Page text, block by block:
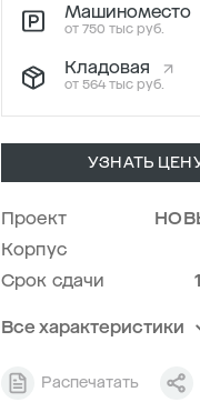
Машиноместо
от 750 тыс руб.
Кладовая
от 564 тыс руб.
УЗНАТЬ
Проект
Корпус
Срок сдачи
Все характеристики
СекцияРаспечатать